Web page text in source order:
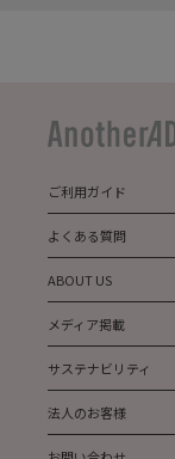
ご利用ガイド
よくある質問
ABOUT US
メディア掲載
サステナビリティ
法人のお客様